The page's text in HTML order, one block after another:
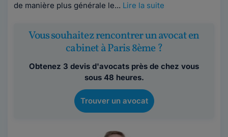
de manière plus générale le... Lire la suite
Vous souhaitez rencontrer un avocat en
cabinet à Paris 8ème ?
Obtenez 3 devis d'avocats près de chez vous
sous 48 heures.
Trouver un avocat